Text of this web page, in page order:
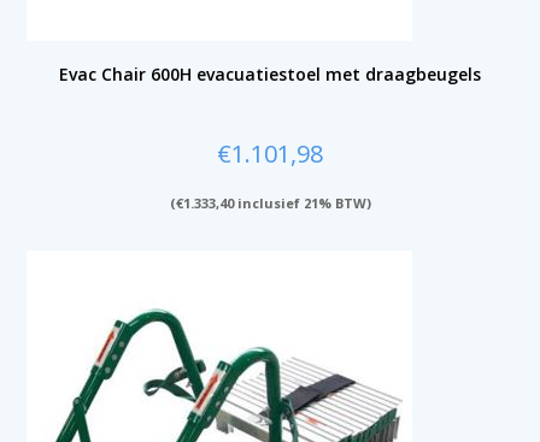
Evac Chair 600H evacuatiestoel met draagbeugels
€1.101,98
(€1.333,40inclusief 21% BTW)